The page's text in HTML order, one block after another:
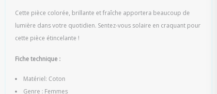
Cette pièce colorée, brillante et fraîche apportera beaucoup de
lumière dans votre quotidien. Sentez-vous solaire en craquant pour
cette pièce étincelante !
Fiche technique :
Matériel: Coton
Genre : Femmes